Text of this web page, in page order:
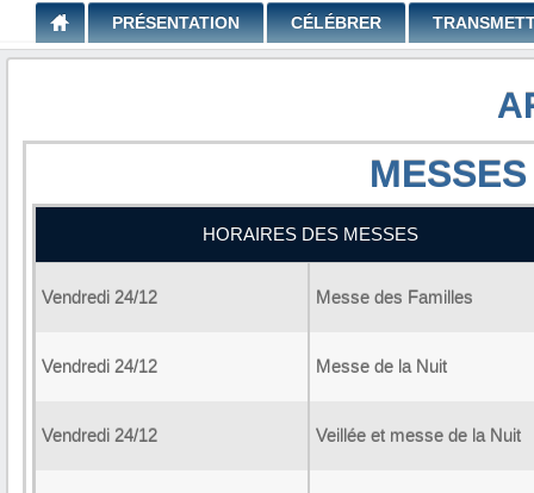
PRÉSENTATION CÉLÉBRER
HORAIRES DES MESSES
Vendredi 24/12 Messe des Familles
Vendredi 24/12 Messe de la Nuit
Vendredi 24/12 Veillée et messe de la Nuit